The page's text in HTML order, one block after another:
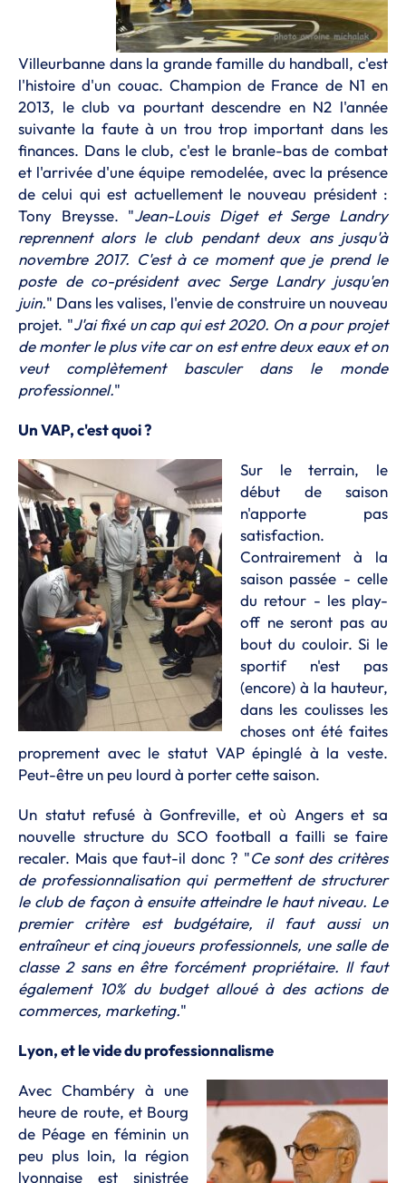
Villeurbanne dans la grande famille du handball, c'est
l'histoire d'un couac. Champion de France de N1 en
2013, le club va pourtant descendre en N2 l'année
suivante la faute à un trou trop important dans les
finances. Dans le club, c'est le branle-bas de combat
et l'arrivée d'une équipe remodelée, avec la présence
de celui qui est actuellement le nouveau président :
Tony Breysse. "Jean-Louis Diget et Serge Landry
reprennent alors le club pendant deux ans jusqu'à
novembre 2017. C'est à ce moment que je prend le
poste de co-président avec Serge Landry jusqu'en
juin." Dans les valises, l'envie de construire un nouveau
projet. "J'ai fixé un cap qui est 2020. On a pour projet
de monter le plus vite car on est entre deux eaux et on
veut complètement basculer dans le monde
professionnel."
Un VAP, c'est quoi ?
Sur le terrain, le
début de saison
n'apporte pas
satisfaction.
Contrairement à la
saison passée - celle
du retour - les play-
off ne seront pas au
bout du couloir. Si le
sportif n'est pas
(encore) à la hauteur,
dans les coulisses les
choses ont été faites
proprement avec le statut VAP épinglé à la veste.
Peut-être un peu lourd à porter cette saison.
Un statut refusé à Gonfreville, et où Angers et sa
nouvelle structure du SCO football a failli se faire
recaler. Mais que faut-il donc ? "Ce sont des critères
de professionnalisation qui permettent de structurer
le club de façon à ensuite atteindre le haut niveau. Le
premier critère est budgétaire, il faut aussi un
entraîneur et cinq joueurs professionnels, une salle de
classe 2 sans en être forcément propriétaire. Il faut
également 10% du budget alloué à des actions de
commerces, marketing."
Lyon, et le vide du professionnalisme
Avec Chambéry à une
heure de route, et Bourg
de Péage en féminin un
peu plus loin, la région
lyonnaise est sinistrée